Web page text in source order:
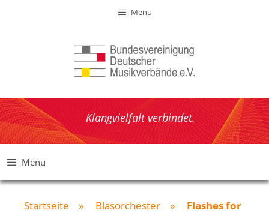
Menu
Klangvielfalt verbindet.
Menu
Startseite » Blasorchester » Flashes for